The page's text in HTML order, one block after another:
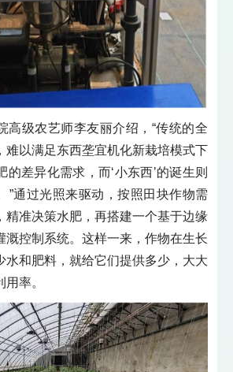
高级农艺师李友丽介绍，“传统的全
难以满足东西垄宜机化新栽培模式下
的差异化需求，而‘小东西’的诞生则
”通过光照来驱动，按照田块作物需
精准决策水肥，再搭建一个基于边缘
溉控制系统。这样一来，作物在生长
水和肥料，就给它们提供多少，大大
率。